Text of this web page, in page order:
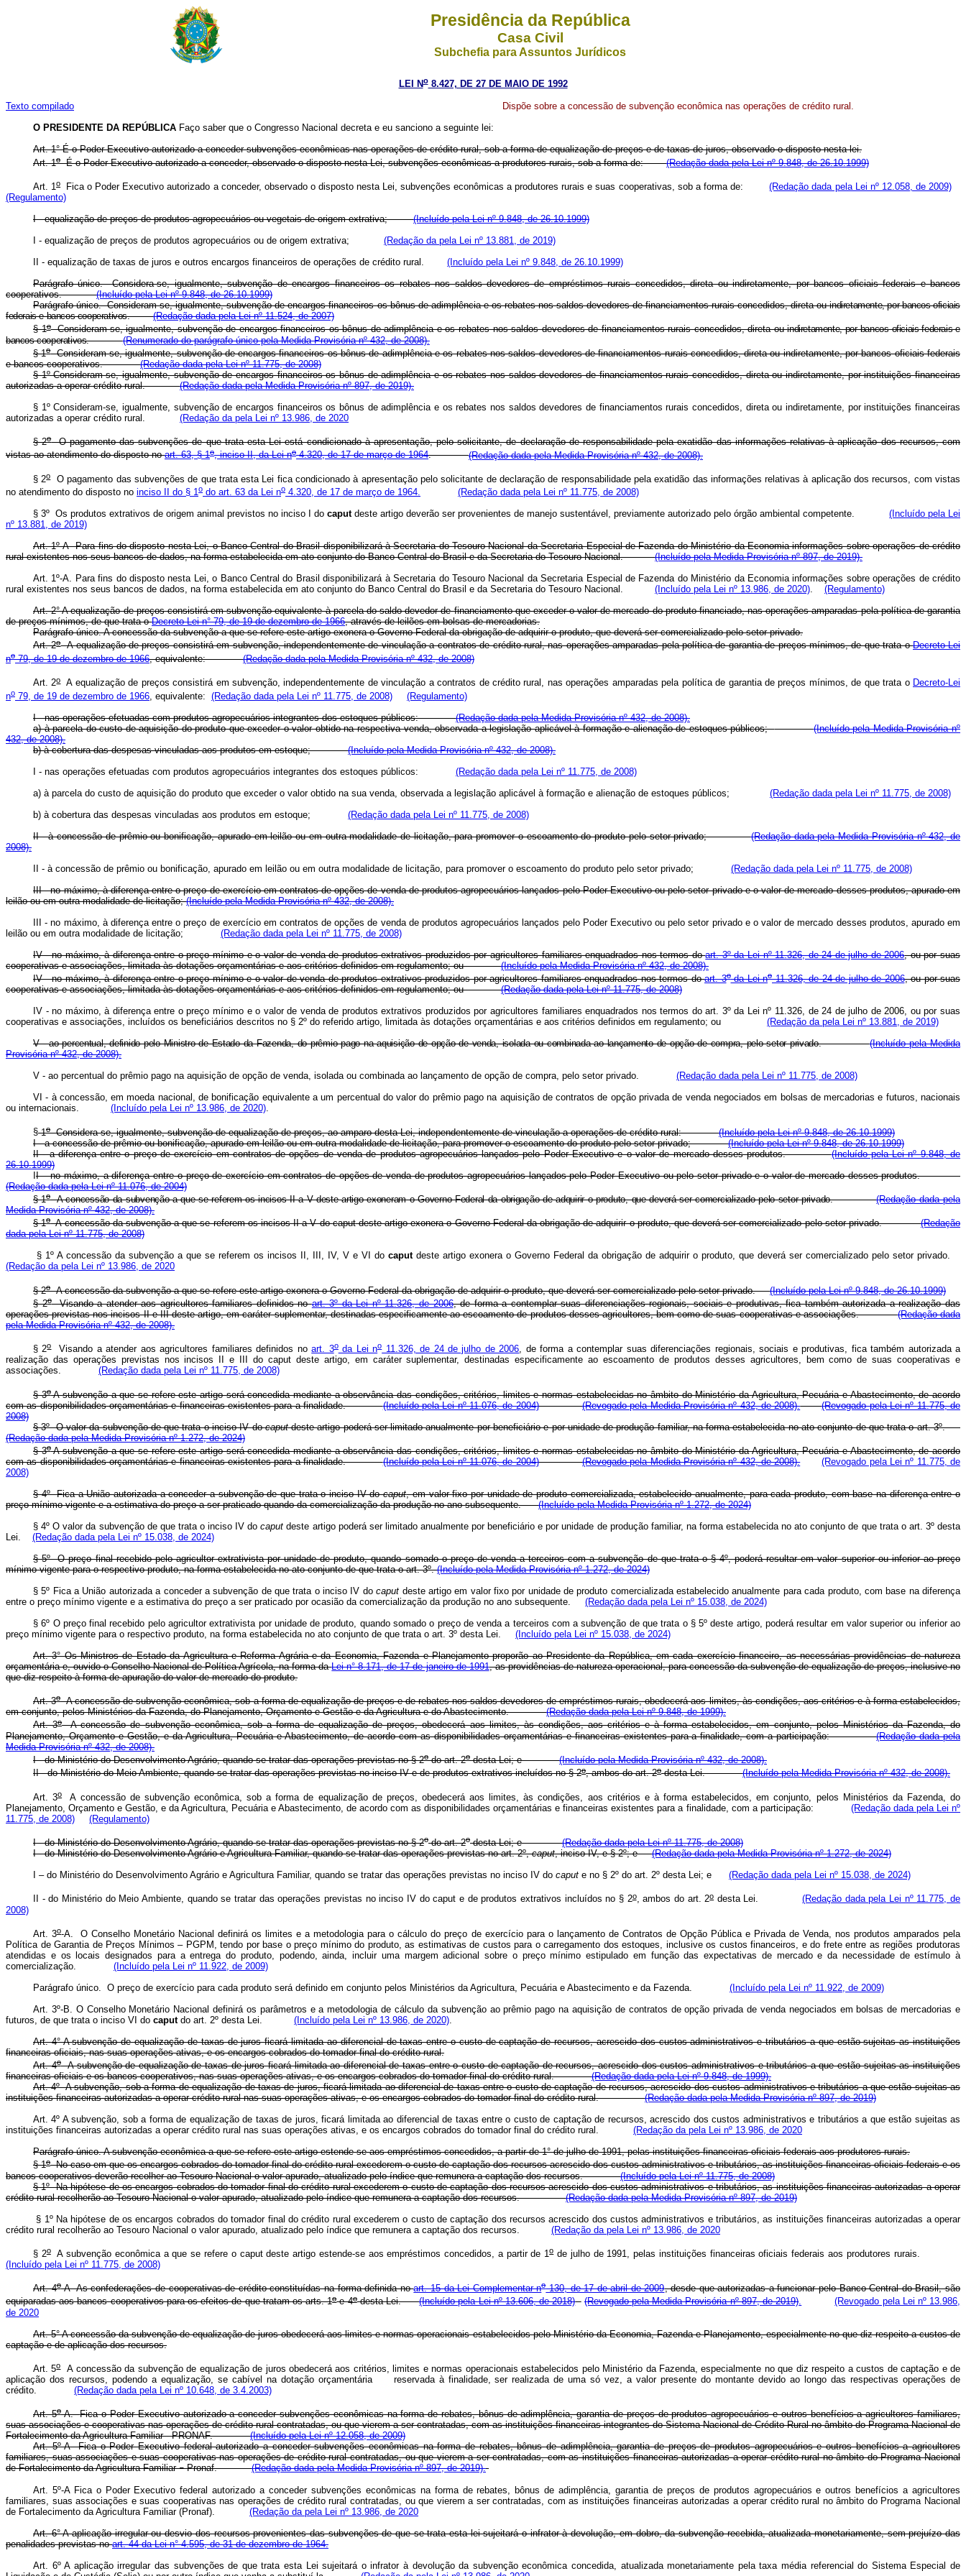
Presidência da República
Casa Civil
Subchefia para Assuntos Jurídicos
LEI No8.427, DE 27 DE MAIO DE 1992
Texto compilado
Dispõe sobre a concessão de subvenção econômica nas operações de crédito rural.
O PRESIDENTE DA REPÚBLICA Faço saber que o Congresso Nacional decreta e eu sanciono a seguinte lei:
Art. 1° É o Poder Executivo autorizado a conceder subvenções econômicas nas operações de crédito rural, sob a forma de equalização de preços e de taxas de juros, observado o disposto nesta lei.
Art. 1oÉ o Poder Executivo autorizado a conceder, observado o disposto nesta Lei, subvenções econômicas a produtores rurais, sob a forma de:(Redação dada pela Lei nº 9.848, de 26.10.1999)
Art. 1o Fica o Poder Executivo autorizado a conceder, observado o disposto nesta Lei, subvenções econômicas a produtores rurais e suas cooperativas, sob a forma de:(Redação dada pela Lei nº 12.058, de 2009)
(Regulamento)
I - equalização de preços de produtos agropecuários ou vegetais de origem extrativa;(Incluído pela Lei nº 9.848, de 26.10.1999)
I - equalização de preços de produtos agropecuários ou de origem extrativa; (Redação da pela Lei nº 13.881, de 2019)
II - equalização de taxas de juros e outros encargos financeiros de operações de crédito rural. (Incluído pela Lei nº 9.848, de 26.10.1999)
Parágrafo único. Considera-se, igualmente, subvenção de encargos financeiros os rebates nos saldos devedores de empréstimos rurais concedidos, direta ou indiretamente, por bancos oficiais federais e bancos
cooperativos.(Incluído pela Lei nº 9.848, de 26.10.1999)
Parágrafo único. Consideram-se, igualmente, subvenção de encargos financeiros os bônus de adimplência e os rebates nos saldos devedores de financiamentos rurais concedidos, direta ouindiretamente, por bancos oficiais
federais e bancos cooperativos.(Redação dada pela Lei nº 11.524, de 2007)
§ 1oConsideram-se, igualmente, subvenção de encargos financeiros os bônus de adimplência e os rebates nos saldos devedores de financiamentos rurais concedidos, direta ouindiretamente, por bancos oficiais federais e
bancos cooperativos.(Renumerado do parágrafo único pela Medida Provisória nº 432, de 2008).
§ 1oConsideram-se, igualmente, subvenção de encargos financeiros os bônus de adimplência e os rebates nos saldos devedores de financiamentos rurais concedidos, direta ou indiretamente, por bancos oficiais federais
e bancos cooperativos.(Redação dada pela Lei nº 11.775, de 2008)
§ 1º Consideram-se, igualmente, subvenção de encargos financeiros os bônus de adimplência e os rebates nos saldos devedores de financiamentos rurais concedidos, direta ou indiretamente, por instituições financeiras
autorizadas a operar crédito rural.(Redação dada pela Medida Provisória nº 897, de 2019).
§ 1º Consideram-se, igualmente, subvenção de encargos financeiros os bônus de adimplência e os rebates nos saldos devedores de financiamentos rurais concedidos, direta ou indiretamente, por instituições financeiras
autorizadas a operar crédito rural.
(Redação da pela Lei nº 13.986, de 2020
§ 2oO pagamento das subvenções de que trata esta Lei está condicionado à apresentação, pelo solicitante, de declaração de responsabilidade pela exatidão das informações relativas à aplicação dos recursos, com
vistas ao atendimento do disposto noart. 63, § 1o, inciso II, da Lei no4.320, de 17 de março de 1964.(Redação dada pela Medida Provisória nº 432, de 2008).
§ 2oO pagamento das subvenções de que trata esta Lei fica condicionado à apresentação pelo solicitante de declaração de responsabilidade pela exatidão das informações relativas à aplicação dos recursos, com vistas
no atendimento do disposto no inciso II do § 1o do art. 63 da Lei no 4.320, de 17 de março de 1964.
(Redação dada pela Lei nº 11.775, de 2008)
§ 3º Os produtos extrativos de origem animal previstos no inciso I do caputdeste artigo deverão ser provenientes de manejo sustentável, previamente autorizado pelo órgão ambiental competente. (Incluído pela Lei
nº 13.881, de 2019)
Art. 1º-A Para fins do disposto nesta Lei, o Banco Central do Brasil disponibilizará à Secretaria do Tesouro Nacional da Secretaria Especial de Fazenda do Ministério da Economia informações sobre operações de crédito
rural existentes nos seus bancos de dados, na forma estabelecida em ato conjunto do Banco Central do Brasil e da Secretaria do Tesouro Nacional.(Incluído pela Medida Provisória nº 897, de 2019).
Art. 1º-A. Para fins do disposto nesta Lei, o Banco Central do Brasil disponibilizará à Secretaria do Tesouro Nacional da Secretaria Especial de Fazenda do Ministério da Economia informações sobre operações de crédito
rural existentes nos seus bancos de dados, na forma estabelecida em ato conjunto do Banco Central do Brasil e da Secretaria do Tesouro Nacional.
(Incluído pela Lei nº 13.986, de 2020).
(Regulamento)
Art. 2° A equalização de preços consistirá em subvenção equivalente à parcela do saldo devedor de financiamento que exceder o valor de mercado do produto financiado, nas operações amparadas pela política de garantia
de preços mínimos, de que trata oDecreto-Lei n° 79, de 19 de dezembro de 1966, através de leilões em bolsas de mercadorias.
Parágrafo único. A concessão da subvenção a que se refere este artigo exonera o Governo Federal da obrigação de adquirir o produto, que deverá ser comercializado pelo setor privado.
Art. 2oA equalização de preços consistirá em subvenção, independentemente de vinculação a contratos de crédito rural, nas operações amparadas pela política de garantia de preços mínimos, de que trata oDecreto-Lei
no79, de 19 de dezembro de 1966, equivalente:(Redação dada pela Medida Provisória nº 432, de 2008)
Art. 2oA equalização de preços consistirá em subvenção, independentemente de vinculação a contratos de crédito rural, nas operações amparadas pela política de garantia de preços mínimos, de que trata o Decreto-Lei
no 79, de 19 de dezembro de 1966 , equivalente: (Redação dada pela Lei nº 11.775, de 2008)
(Regulamento)
I - nas operações efetuadas com produtos agropecuários integrantes dos estoques públicos:(Redação dada pela Medida Provisória nº 432, de 2008).
a) à parcela do custo de aquisição do produto que exceder o valor obtido na respectiva venda, observada a legislação aplicável à formação e alienação de estoques públicos;
(Incluído pela Medida Provisória nº
432, de 2008).
b) à cobertura das despesas vinculadas aos produtos em estoque;(Incluído pela Medida Provisória nº 432, de 2008).
I - nas operações efetuadas com produtos agropecuários integrantes dos estoques públicos: (Redação dada pela Lei nº 11.775, de 2008)
a) à parcela do custo de aquisição do produto que exceder o valor obtido na sua venda, observada a legislação aplicável à formação e alienação de estoques públicos; (Redação dada pela Lei nº 11.775, de 2008)
b) à cobertura das despesas vinculadas aos produtos em estoque; (Redação dada pela Lei nº 11.775, de 2008)
II - à concessão de prêmio ou bonificação, apurado em leilão ou em outra modalidade de licitação, para promover o escoamento do produto pelo setor privado;(Redação dada pela Medida Provisória nº 432, de
2008).
II - à concessão de prêmio ou bonificação, apurado em leilão ou em outra modalidade de licitação, para promover o escoamento do produto pelo setor privado; (Redação dada pela Lei nº 11.775, de 2008)
III - no máximo, à diferença entre o preço de exercício em contratos de opções de venda de produtos agropecuários lançados pelo Poder Executivo ou pelo setor privado e o valor de mercado desses produtos, apurado em
leilão ou em outra modalidade de licitação;(Incluído pela Medida Provisória nº 432, de 2008).
III - no máximo, à diferença entre o preço de exercício em contratos de opções de venda de produtos agropecuários lançados pelo Poder Executivo ou pelo setor privado e o valor de mercado desses produtos, apurado em
leilão ou em outra modalidade de licitação; (Redação dada pela Lei nº 11.775, de 2008)
IV - no máximo, à diferença entre o preço mínimo e o valor de venda de produtos extrativos produzidos por agricultores familiares enquadrados nos termos doart. 3º da Lei nº 11.326, de 24 de julho de 2006, ou por suas
cooperativas e associações, limitada às dotações orçamentárias e aos critérios definidos em regulamento; ou(Incluído pela Medida Provisória nº 432, de 2008).
IV - no máximo, à diferença entre o preço mínimo e o valor de venda de produtos extrativos produzidos por agricultores familiares enquadrados nos termos doart. 3oda Lei no11.326, de 24 de julho de 2006, ou por suas
cooperativas e associações, limitada às dotações orçamentárias e aos critérios definidos em regulamento; ou(Redação dada pela Lei nº 11.775, de 2008)
IV - no máximo, à diferença entre o preço mínimo e o valor de venda de produtos extrativos produzidos por agricultores familiares enquadrados nos termos do art. 3º da Lei nº 11.326, de 24 de julho de 2006, ou por suas
cooperativas e associações, incluídos os beneficiários descritos no § 2º do referido artigo, limitada às dotações orçamentárias e aos critérios definidos em regulamento; ou (Redação da pela Lei nº 13.881, de 2019)
V - ao percentual, definido pelo Ministro de Estado da Fazenda, do prêmio pago na aquisição de opção de venda, isolada ou combinada ao lançamento de opção de compra, pelo setor privado.(Incluído pela Medida
Provisória nº 432, de 2008).
V - ao percentual do prêmio pago na aquisição de opção de venda, isolada ou combinada ao lançamento de opção de compra, pelo setor privado. (Redação dada pela Lei nº 11.775, de 2008)
VI - à concessão, em moeda nacional, de bonificação equivalente a um percentual do valor do prêmio pago na aquisição de contratos de opção privada de venda negociados em bolsas de mercadorias e futuros, nacionais
ou internacionais.
(Incluído pela Lei nº 13.986, de 2020).
§1oConsidera-se, igualmente, subvenção de equalização de preços, ao amparo desta Lei, independentemente de vinculação a operações de crédito rural:(Incluído pela Lei nº 9.848, de 26.10.1999)
I - a concessão de prêmio ou bonificação, apurado em leilão ou em outra modalidade de licitação, para promover o escoamento do produto pelo setor privado;(Incluído pela Lei nº 9.848, de 26.10.1999)
II - a diferença entre o preço de exercício em contratos de opções de venda de produtos agropecuários lançados pelo Poder Executivo e o valor de mercado desses produtos.(Incluído pela Lei nº 9.848, de
26.10.1999)
II – no máximo, a diferença entre o preço de exercício em contratos de opções de venda de produtos agropecuários lançados pelo Poder Executivo ou pelo setor privado e o valor de mercado desses produtos.
(Redação dada pela Lei nº 11.076, de 2004)
§ 1oA concessão da subvenção a que se referem os incisos II a V deste artigo exoneram o Governo Federal da obrigação de adquirir o produto, que deverá ser comercializado pelo setor privado.(Redação dada pela
Medida Provisória nº 432, de 2008).
§ 1oA concessão da subvenção a que se referem os incisos II a V docaputdeste artigo exonera o Governo Federal da obrigação de adquirir o produto, que deverá ser comercializado pelo setor privado.(Redação
dada pela Lei nº 11.775, de 2008)
§ 1º A concessão da subvenção a que se referem os incisos II, III, IV, V e VI do caput deste artigo exonera o Governo Federal da obrigação de adquirir o produto, que deverá ser comercializado pelo setor privado.
(Redação da pela Lei nº 13.986, de 2020
§ 2oA concessão da subvenção a que se refere este artigo exonera o Governo Federal da obrigação de adquirir o produto, que deverá ser comercializado pelo setor privado.(Incluído pela Lei nº 9.848, de 26.10.1999)
§ 2oVisando a atender aos agricultores familiares definidos noart. 3º da Lei nº 11.326, de 2006, de forma a contemplar suas diferenciações regionais, sociais e produtivas, fica também autorizada a realização das
operações previstas nos incisos II e III deste artigo, em caráter suplementar, destinadas especificamente ao escoamento de produtos desses agricultores, bem como de suas cooperativas e associações.(Redação dada
pela Medida Provisória nº 432, de 2008).
§ 2oVisando a atender aos agricultores familiares definidos noart. 3oda Lei no11.326, de 24 de julho de 2006, de forma a contemplar suas diferenciações regionais, sociais e produtivas, fica também autorizada a
realização das operações previstas nos incisos II e III do caput deste artigo, em caráter suplementar, destinadas especificamente ao escoamento de produtos desses agricultores, bem como de suas cooperativas e
associações. (Redação dada pela Lei nº 11.775, de 2008)
§ 3oA subvenção a que se refere este artigo será concedida mediante a observância das condições, critérios, limites e normas estabelecidas no âmbito do Ministério da Agricultura, Pecuária e Abastecimento, de acordo
com as disponibilidades orçamentárias e financeiras existentes para a finalidade.(Incluído pela Lei nº 11.076, de 2004) (Revogado pela Medida Provisória nº 432, de 2008).
(Revogado pela Lei nº 11.775, de
2008)
§ 3º O valor da subvenção de que trata o inciso IV docaputdeste artigo poderá ser limitado anualmente por beneficiário e por unidade de produção familiar, na forma estabelecida no ato conjunto de que trata o art. 3º.
(Redação dada pela Medida Provisória nº 1.272, de 2024)
§ 3oA subvenção a que se refere este artigo será concedida mediante a observância das condições, critérios, limites e normas estabelecidas no âmbito do Ministério da Agricultura, Pecuária e Abastecimento, de acordo
com as disponibilidades orçamentárias e financeiras existentes para a finalidade.(Incluído pela Lei nº 11.076, de 2004) (Revogado pela Medida Provisória nº 432, de 2008).
(Revogado pela Lei nº 11.775, de
2008)
§ 4º Fica a União autorizada a conceder a subvenção de que trata o inciso IV docaput, em valor fixo por unidade de produto comercializada, estabelecido anualmente, para cada produto, com base na diferença entre o
preço mínimo vigente e a estimativa do preço a ser praticado quando da comercialização da produção no ano subsequente.(Incluído pela Medida Provisória nº 1.272, de 2024)
§ 4º O valor da subvenção de que trata o inciso IV docaput deste artigo poderá ser limitado anualmente por beneficiário e por unidade de produção familiar, na forma estabelecida no ato conjunto de que trata o art. 3º desta
Lei. (Redação dada pela Lei nº 15.038, de 2024)
§ 5º O preço final recebido pelo agricultor extrativista por unidade de produto, quando somado o preço de venda a terceiros com a subvenção de que trata o § 4º, poderá resultar em valor superior ou inferior ao preço
mínimo vigente para o respectivo produto, na forma estabelecida no ato conjunto de que trata o art. 3º.(Incluído pela Medida Provisória nº 1.272, de 2024)
§ 5º Fica a União autorizada a conceder a subvenção de que trata o inciso IV docaput deste artigo em valor fixo por unidade de produto comercializada estabelecido anualmente para cada produto, com base na diferença
entre o preço mínimo vigente e a estimativa do preço a ser praticado por ocasião da comercialização da produção no ano subsequente. (Redação dada pela Lei nº 15.038, de 2024)
§ 6º O preço final recebido pelo agricultor extrativista por unidade de produto, quando somado o preço de venda a terceiros com a subvenção de que trata o § 5º deste artigo, poderá resultar em valor superior ou inferior ao
preço mínimo vigente para o respectivo produto, na forma estabelecida no ato conjunto de que trata o art. 3º desta Lei. (Incluído pela Lei nº 15.038, de 2024)
Art. 3° Os Ministros de Estado da Agricultura e Reforma Agrária e da Economia, Fazenda e Planejamento proporão ao Presidente da República, em cada exercício financeiro, as necessárias providências de natureza
orçamentária e, ouvido o Conselho Nacional de Política Agrícola, na forma daLei n° 8.171, de 17 de janeiro de 1991, as providências de natureza operacional, para concessão da subvenção de equalização de preços, inclusive no
que diz respeito à forma de apuração do valor de mercado do produto.
Art. 3oA concessão de subvenção econômica, sob a forma de equalização de preços e de rebates nos saldos devedores de empréstimos rurais, obedecerá aos limites, às condições, aos critérios e à forma estabelecidos,
em conjunto, pelos Ministérios da Fazenda, do Planejamento, Orçamento e Gestão e da Agricultura e do Abastecimento.(Redação dada pela Lei nº 9.848, de 1999).
Art. 3oA concessão de subvenção econômica, sob a forma de equalização de preços, obedecerá aos limites, às condições, aos critérios e à forma estabelecidos, em conjunto, pelos Ministérios da Fazenda, do
Planejamento, Orçamento e Gestão, e da Agricultura, Pecuária e Abastecimento, de acordo com as disponibilidades orçamentárias e financeiras existentes para a finalidade, com a participação:(Redação dada pela
Medida Provisória nº 432, de 2008).
I - do Ministério do Desenvolvimento Agrário, quando se tratar das operações previstas no § 2odo art. 2odesta Lei; e(Incluído pela Medida Provisória nº 432, de 2008).
II - do Ministério do Meio Ambiente, quando se tratar das operações previstas no inciso IV e de produtos extrativos incluídos no § 2o, ambos do art. 2odesta Lei.(Incluído pela Medida Provisória nº 432, de 2008).
Art. 3oA concessão de subvenção econômica, sob a forma de equalização de preços, obedecerá aos limites, às condições, aos critérios e à forma estabelecidos, em conjunto, pelos Ministérios da Fazenda, do
Planejamento, Orçamento e Gestão, e da Agricultura, Pecuária e Abastecimento, de acordo com as disponibilidades orçamentárias e financeiras existentes para a finalidade, com a participação: (Redação dada pela Lei nº
11.775, de 2008)
(Regulamento)
I - do Ministério do Desenvolvimento Agrário, quando se tratar das operações previstas no § 2odo art. 2odesta Lei; e(Redação dada pela Lei nº 11.775, de 2008)
I - do Ministério do Desenvolvimento Agrário e Agricultura Familiar, quando se tratar das operações previstas no art. 2º,caput, inciso IV, e § 2º; e(Redação dada pela Medida Provisória nº 1.272, de 2024)
I – do Ministério do Desenvolvimento Agrário e Agricultura Familiar, quando se tratar das operações previstas no inciso IV do caput e no § 2º do art. 2º desta Lei; e (Redação dada pela Lei nº 15.038, de 2024)
II - do Ministério do Meio Ambiente, quando se tratar das operações previstas no inciso IV docaput e de produtos extrativos incluídos no § 2o, ambos do art. 2odesta Lei.(Redação dada pela Lei nº 11.775, de
2008)
Art. 3o-A.O Conselho Monetário Nacional definirá os limites e a metodologia para o cálculo do preço de exercício para o lançamento de Contratos de Opção Pública e Privada de Venda, nos produtos amparados pela
Política de Garantia de Preços Mínimos – PGPM, tendo por base o preço mínimo do produto, as estimativas de custos para o carregamento dos estoques, inclusive os custos financeiros, e do frete entre as regiões produtoras
atendidas e os locais designados para a entrega do produto, podendo, ainda, incluir uma margem adicional sobre o preço mínimo estipulado em função das expectativas de mercado e da necessidade de estímulo à
comercialização. (Incluído pela Lei nº 11.922, de 2009)
Parágrafo único. O preço de exercício para cada produto será definido em conjunto pelos Ministérios da Agricultura, Pecuária e Abastecimento e da Fazenda. (Incluído pela Lei nº 11.922, de 2009)
Art. 3º-B. O Conselho Monetário Nacional definirá os parâmetros e a metodologia de cálculo da subvenção ao prêmio pago na aquisição de contratos de opção privada de venda negociados em bolsas de mercadorias e
futuros, de que trata o inciso VI do caput do art. 2º desta Lei. (Incluído pela Lei nº 13.986, de 2020).
Art. 4° A subvenção de equalização de taxas de juros ficará limitada ao diferencial de taxas entre o custo de captação de recursos, acrescido dos custos administrativos e tributários a que estão sujeitas as instituições
financeiras oficiais, nas suas operações ativas, e os encargos cobrados do tomador final do crédito rural.
Art. 4oA subvenção de equalização de taxas de juros ficará limitada ao diferencial de taxas entre o custo de captação de recursos, acrescido dos custos administrativos e tributários a que estão sujeitas as instituições
financeiras oficiais e os bancos cooperativos, nas suas operações ativas, e os encargos cobrados do tomador final do crédito rural.(Redação dada pela Lei nº 9.848, de 1999).
Art. 4º A subvenção, sob a forma de equalização de taxas de juros, ficará limitada ao diferencial de taxas entre o custo de captação de recursos, acrescido dos custos administrativos e tributários a que estão sujeitas as
instituições financeiras autorizadas a operar crédito rural nas suas operações ativas, e os encargos cobrados do tomador final do crédito rural.(Redação dada pela Medida Provisória nº 897, de 2019)
Art. 4º A subvenção, sob a forma de equalização de taxas de juros, ficará limitada ao diferencial de taxas entre o custo de captação de recursos, acrescido dos custos administrativos e tributários a que estão sujeitas as
instituições financeiras autorizadas a operar crédito rural nas suas operações ativas, e os encargos cobrados do tomador final do crédito rural.
(Redação da pela Lei nº 13.986, de 2020
Parágrafo único. A subvenção econômica a que se refere este artigo estende-se aos empréstimos concedidos, a partir de 1° de julho de 1991, pelas instituições financeiras oficiais federais aos produtores rurais.
§ 1oNo caso em que os encargos cobrados do tomador final do crédito rural excederem o custo de captação dos recursos acrescido dos custos administrativos e tributários, as instituições financeiras oficiais federais e os
bancos cooperativos deverão recolher ao Tesouro Nacional o valor apurado, atualizado pelo índice que remunera a captação dos recursos.(Incluído pela Lei nº 11.775, de 2008)
§ 1º Na hipótese de os encargos cobrados do tomador final do crédito rural excederem o custo de captação dos recursos acrescido dos custos administrativos e tributários, as instituições financeiras autorizadas a operar
crédito rural recolherão ao Tesouro Nacional o valor apurado, atualizado pelo índice que remunera a captação dos recursos.(Redação dada pela Medida Provisória nº 897, de 2019)
§ 1º Na hipótese de os encargos cobrados do tomador final do crédito rural excederem o custo de captação dos recursos acrescido dos custos administrativos e tributários, as instituições financeiras autorizadas a operar
crédito rural recolherão ao Tesouro Nacional o valor apurado, atualizado pelo índice que remunera a captação dos recursos.
(Redação da pela Lei nº 13.986, de 2020
§ 2oA subvenção econômica a que se refere o caputdeste artigo estende-se aos empréstimos concedidos, a partir de 1ode julho de 1991, pelas instituições financeiras oficiais federais aos produtores rurais.
(Incluído pela Lei nº 11.775, de 2008)
Art. 4o-A As confederações de cooperativas de crédito constituídas na forma definida noart. 15 da Lei Complementar no130, de 17 de abril de 2009, desde que autorizadas a funcionar pelo Banco Central do Brasil, são
equiparadas aos bancos cooperativos para os efeitos de que tratam os arts. 1oe 4odesta Lei.(Incluído pela Lei nº 13.606, de 2018) (Revogado pela Medida Provisória nº 897, de 2019).
(Revogado pela Lei nº 13.986,
de 2020
Art. 5° A concessão da subvenção de equalização de juros obedecerá aos limites e normas operacionais estabelecidos pelo Ministério da Economia, Fazenda e Planejamento, especialmente no que diz respeito a custos de
captação e de aplicação dos recursos.
Art. 5oA concessão da subvenção de equalização de juros obedecerá aos critérios, limites e normas operacionais estabelecidos pelo Ministério da Fazenda, especialmente no que diz respeito a custos de captação e de
aplicação dos recursos, podendo a equalização, se cabível na dotação orçamentária reservada à finalidade, ser realizada de uma só vez, a valor presente do montante devido ao longo das respectivas operações de
crédito. (Redação dada pela Lei nº 10.648, de 3.4.2003)
Art. 5o-A.Fica o Poder Executivo autorizado a conceder subvenções econômicas na forma de rebates, bônus de adimplência, garantia de preços de produtos agropecuários e outros benefícios a agricultores familiares,
suas associações e cooperativas nas operações de crédito rural contratadas, ou que vierem a ser contratadas, com as instituições financeiras integrantes do Sistema Nacional de Crédito Rural no âmbito do Programa Nacional de
Fortalecimento da Agricultura Familiar - PRONAF.(Incluído pela Lei nº 12.058, de 2009)
Art. 5º-A Fica o Poder Executivo federal autorizado a conceder subvenções econômicas na forma de rebates, bônus de adimplência, garantia de preços de produtos agropecuários e outros benefícios a agricultores
familiares, suas associações e suas cooperativas nas operações de crédito rural contratadas, ou que vierem a ser contratadas, com as instituições financeiras autorizadas a operar crédito rural no âmbito do Programa Nacional
de Fortalecimento da Agricultura Familiar–Pronaf.(Redação dada pela Medida Provisória nº 897, de 2019).
Art. 5º-A Fica o Poder Executivo federal autorizado a conceder subvenções econômicas na forma de rebates, bônus de adimplência, garantia de preços de produtos agropecuários e outros benefícios a agricultores
familiares, suas associações e suas cooperativas nas operações de crédito rural contratadas, ou que vierem a ser contratadas, com as instituições financeiras autorizadas a operar crédito rural no âmbito do Programa Nacional
de Fortalecimento da Agricultura Familiar (Pronaf).
(Redação da pela Lei nº 13.986, de 2020
Art. 6° A aplicação irregular ou desvio dos recursos provenientes das subvenções de que se trata esta lei sujeitará o infrator à devolução, em dobro, da subvenção recebida, atualizada monetariamente, sem prejuízo das
penalidades previstas noart. 44 da Lei n° 4.595, de 31 de dezembro de 1964.
Art. 6º A aplicação irregular das subvenções de que trata esta Lei sujeitará o infrator à devolução da subvenção econômica concedida, atualizada monetariamente pela taxa média referencial do Sistema Especial de